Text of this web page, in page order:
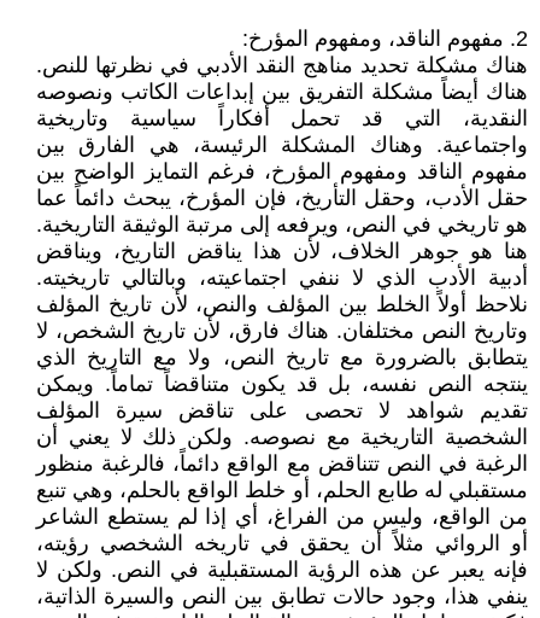
2. مفهوم الناقد، ومفهوم المؤرخ:
هناك مشكلة تحديد مناهج النقد الأدبي في نظرتها للنص.
هناك أيضاً مشكلة التفريق بين إبداعات الكاتب ونصوصه
النقدية، التي قد تحمل أفكاراً سياسية وتاريخية
واجتماعية. وهناك المشكلة الرئيسة، هي الفارق بين
مفهوم الناقد ومفهوم المؤرخ، فرغم التمايز الواضح بين
حقل الأدب، وحقل التأريخ، فإن المؤرخ، يبحث دائماً عما
هو تاريخي في النص، ويرفعه إلى مرتبة الوثيقة التاريخية.
هنا هو جوهر الخلاف، لأن هذا يناقض التاريخ، ويناقض
أدبية الأدب الذي لا ننفي اجتماعيته، وبالتالي تاريخيته.
نلاحظ أولاً الخلط بين المؤلف والنص، لأن تاريخ المؤلف
وتاريخ النص مختلفان. هناك فارق، لأن تاريخ الشخص، لا
يتطابق بالضرورة مع تاريخ النص، ولا مع التاريخ الذي
ينتجه النص نفسه، بل قد يكون متناقضاً تماماً. ويمكن
تقديم شواهد لا تحصى على تناقض سيرة المؤلف
الشخصية التاريخية مع نصوصه. ولكن ذلك لا يعني أن
الرغبة في النص تتناقض مع الواقع دائماً، فالرغبة منظور
مستقبلي له طابع الحلم، أو خلط الواقع بالحلم، وهي تنبع
من الواقع، وليس من الفراغ، أي إذا لم يستطع الشاعر
أو الروائي مثلاً أن يحقق في تاريخه الشخصي رؤيته،
فإنه يعبر عن هذه الرؤية المستقبلية في النص. ولكن لا
ينفي هذا، وجود حالات تطابق بين النص والسيرة الذاتية،